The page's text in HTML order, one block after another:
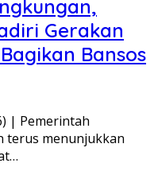
Gerakan
Bansos
| Pemerintah
terus menunjukkan